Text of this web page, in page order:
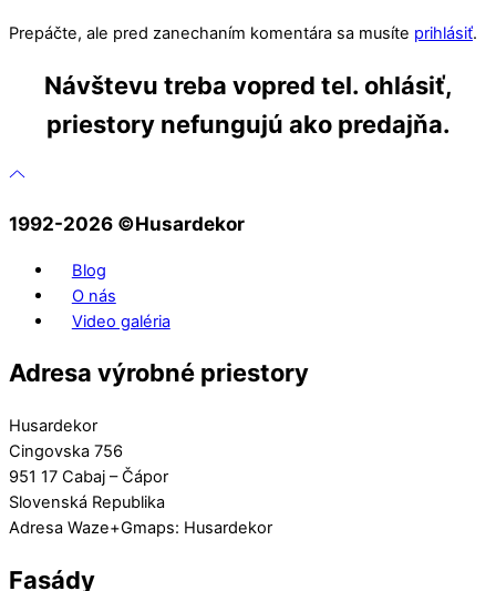
Prepáčte, ale pred zanechaním komentára sa musíte prihlásiť.
Návštevu treba vopred tel. ohlásiť,
priestory nefungujú ako predajňa.
1992-2026 ©️Husardekor
Blog
O nás
Video galéria
Adresa výrobné priestory
Husardekor
Cingovska 756
951 17 Cabaj – Čápor
Slovenská Republika
Adresa Waze+Gmaps: Husardekor
Fasády